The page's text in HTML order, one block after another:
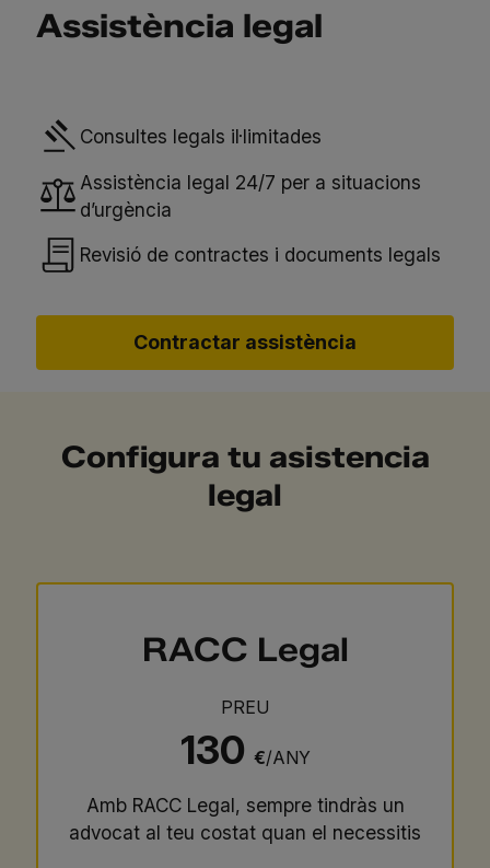
Assistència legal
Consultes legals il·limitades
Assistència legal 24/7 per a situacions
d’urgència
Revisió de contractes i documents legals
Contractar assistència
Configura tu asistencia
legal
RACC Legal
PREU
130 €/ANY
Amb RACC Legal, sempre tindràs un
advocat al teu costat quan el necessitis